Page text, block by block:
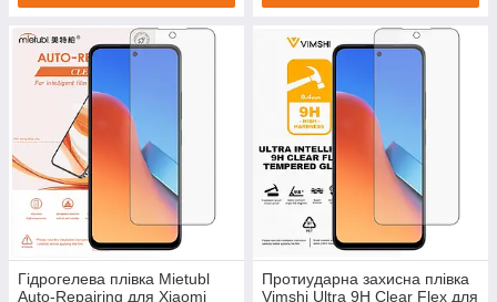
Гідрогелева плівка Mietubl
Auto-Repairing для Xiaomi
Протиударна захисна плівка
Vimshi Ultra 9H Clear Flex для